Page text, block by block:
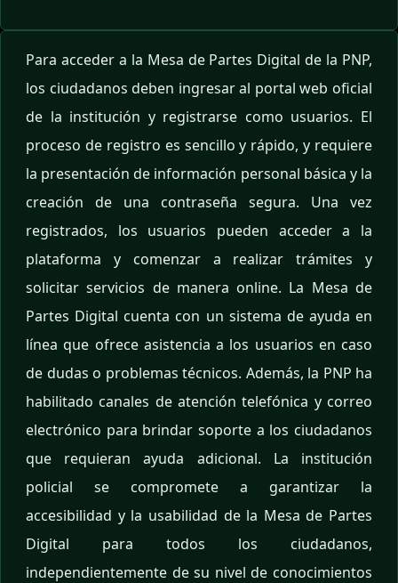
Para acceder a la Mesa de Partes Digital de la PNP,
los ciudadanos deben ingresar al portal web oficial
de la institución y registrarse como usuarios. El
proceso de registro es sencillo y rápido, y requiere
la presentación de información personal básica y la
creación de una contraseña segura. Una vez
registrados, los usuarios pueden acceder a la
plataforma y comenzar a realizar trámites y
solicitar servicios de manera online. La Mesa de
Partes Digital cuenta con un sistema de ayuda en
línea que ofrece asistencia a los usuarios en caso
de dudas o problemas técnicos. Además, la PNP ha
habilitado canales de atención telefónica y correo
electrónico para brindar soporte a los ciudadanos
que requieran ayuda adicional. La institución
policial se compromete a garantizar la
accesibilidad y la usabilidad de la Mesa de Partes
Digital para todos los ciudadanos,
independientemente de su nivel de conocimientos